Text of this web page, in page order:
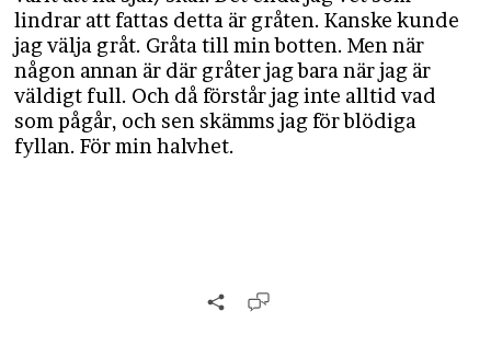
lindrar att fattas detta är gråten. Kanske kunde
jag välja gråt. Gråta till min botten. Men när
någon annan är där gråter jag bara när jag är
väldigt full. Och då förstår jag inte alltid vad
som pågår, och sen skämms jag för blödiga
fyllan. För min halvhet. ​